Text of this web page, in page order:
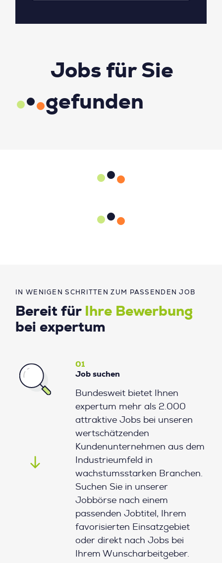
IN WENIGEN SCHRITTEN ZUM PASSENDEN JOB
Bereit für
Ihre Bewerbung
bei expertum
01
Job suchen
Bundesweit bietet Ihnen
expertum mehr als 2.000
attraktive Jobs bei unseren
wertschätzenden
Kundenunternehmen aus dem
Industrieumfeld in
wachstumsstarken Branchen.
Suchen Sie in unserer
Jobbörse nach einem
passenden Jobtitel, Ihrem
favorisierten Einsatzgebiet
oder direkt nach Jobs bei
Ihrem Wunscharbeitgeber.